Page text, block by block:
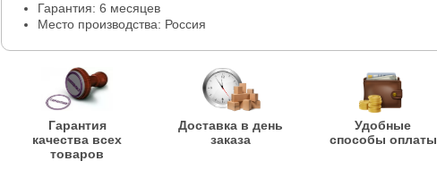
Гарантия: 6 месяцев
Место производства: Россия
Гарантия
качества всех
товаров
Доставка в день
заказа
Удобные
способы оплаты